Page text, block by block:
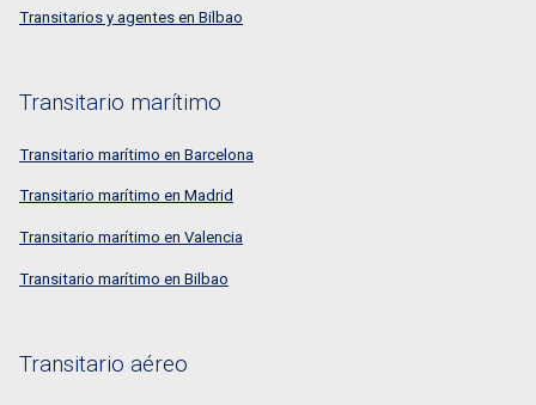
Transitarios y agentes en Bilbao
Transitario marítimo
Transitario marítimo en Barcelona
Transitario marítimo en Madrid
Transitario marítimo en Valencia
Transitario marítimo en Bilbao
Transitario aéreo